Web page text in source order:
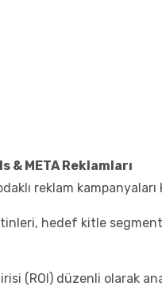
& META Reklamları
reklam kampanyaları
hedef kitle
(ROI) düzenli olarak